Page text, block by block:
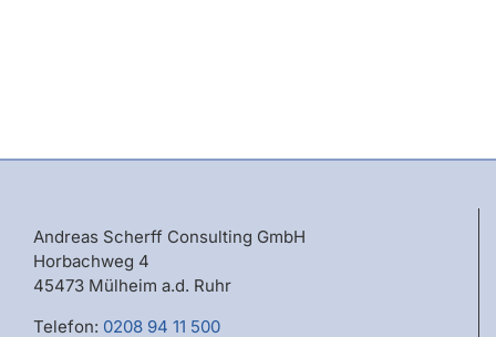
Andreas Scherff Consulting GmbH
Horbachweg 4
45473 Mülheim a.d. Ruhr
Telefon: 0208 94 11 500